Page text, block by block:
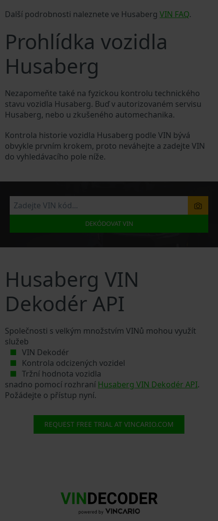
Další podrobnosti naleznete ve Husaberg VIN FAQ.
Prohlídka vozidla
Husaberg
Nezapomeňte také na fyzickou kontrolu technického
stavu vozidla Husaberg. Buď v autorizovaném servisu
Husaberg, nebo u zkušeného automechanika.
Kontrola historie vozidla Husaberg podle VIN bývá
obvykle prvním krokem, proto neváhejte a zadejte VIN
do vyhledávacího pole níže.
DEKÓDOVAT VIN
Husaberg VIN
Dekodér API
Společnosti s velkým množstvím VINů mohou využít
služeb
VIN Dekodér
Kontrola odcizených vozidel
Tržní hodnota vozidla
snadno pomocí rozhraní Husaberg VIN Dekodér API.
Požádejte o přístup nyní.
REQUEST FREE TRIAL AT VINCARIO.COM